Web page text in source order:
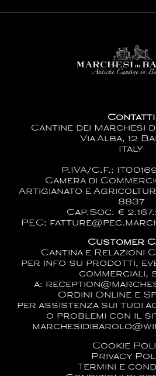
Contatti
Cantine dei Marchesi
Via Alba, 12
ITaly
P.IVA/C.F.:
Camera di
Artigianato e Agricoltura
8837
Cap.Soc. €
PEC:
Customer
Cantina e Relazioni
per info su prodotti,
commerciali,
a:
Ordini Online e
per assistenza sui tuoi
o problemi con il
Cookie
Privacy
Termini e